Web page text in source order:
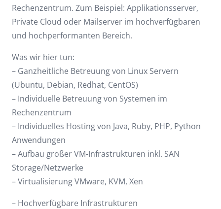
Rechenzentrum. Zum Beispiel: Applikationsserver,
Private Cloud oder Mailserver im hochverfügbaren
und hochperformanten Bereich.
Was wir hier tun:
– Ganzheitliche Betreuung von Linux Servern
(Ubuntu, Debian, Redhat, CentOS)
– Individuelle Betreuung von Systemen im
Rechenzentrum
– Individuelles Hosting von Java, Ruby, PHP, Python
Anwendungen
– Aufbau großer VM-Infrastrukturen inkl. SAN
Storage/Netzwerke
– Virtualisierung VMware, KVM, Xen
– Hochverfügbare Infrastrukturen